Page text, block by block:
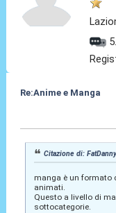
Re:Anime e Manga
Citazione di:
manga è un formato
animati.
Questo a livello di
sottocategorie.